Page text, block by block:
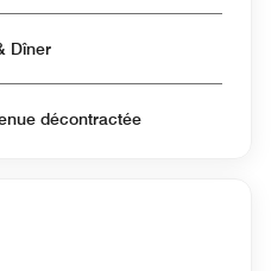
Ouvert pour Déjeuner & Dîner
décontractée